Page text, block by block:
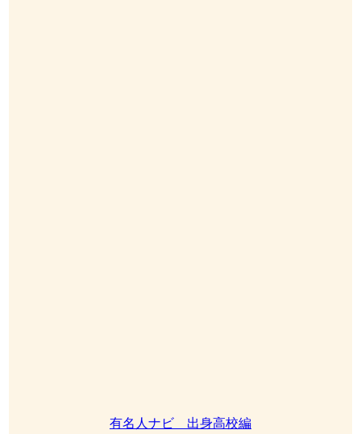
有名人ナビ 出身高校編